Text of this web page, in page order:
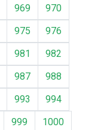
969
970
975
976
981
982
987
988
993
994
999
1000